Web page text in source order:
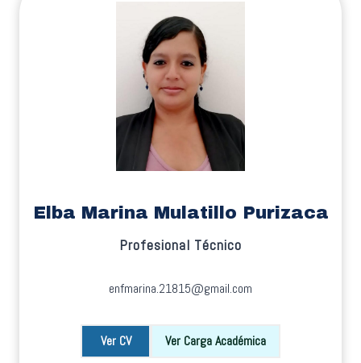
Elba Marina Mulatillo Purizaca
Profesional Técnico
enfmarina.21815@gmail.com
Ver CV Ver Carga Académica